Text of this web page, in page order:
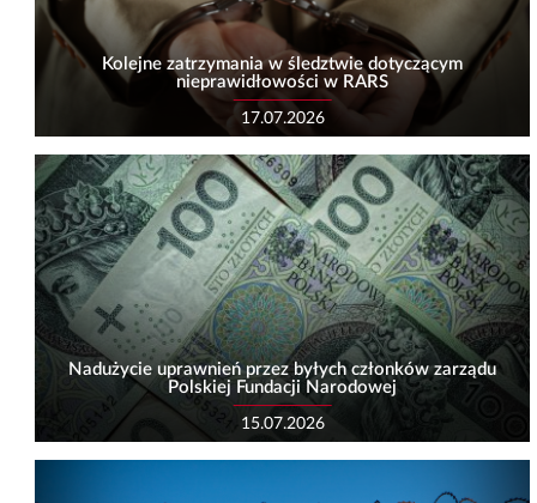
Kolejne zatrzymania w śledztwie dotyczącym
nieprawidłowości w RARS
17.07.2026
Nadużycie uprawnień przez byłych członków zarządu
Polskiej Fundacji Narodowej
15.07.2026